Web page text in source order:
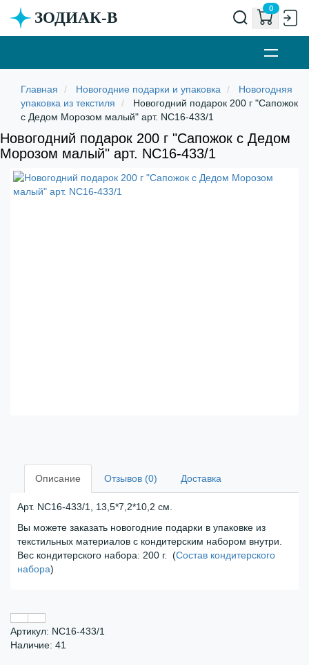
ЗОДИАК-В
0
Новогодние подарки и упаковка
Новогодняя
упаковка из текстиля
Новогодний подарок 200 г "Сапожок
с Дедом Морозом малый" арт. NC16-433/1
Новогодний подарок 200 г "Сапожок с Дедом
Морозом малый" арт. NC16-433/1
Описание Отзывов (0) Доставка
Арт. NC16-433/1, 13,5*7,2*10,2 см.
Вы можете заказать новогодние подарки в упаковке из
текстильных материалов с кондитерским набором внутри.
Вес кондитерского набора: 200 г. (Состав кондитерского
набора)
Артикул: NC16-433/1
Наличие: 41